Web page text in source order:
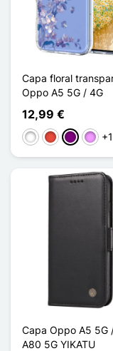
Capa floral
Oppo A5 5G / 4G
12,99 €
BrancoVermelho
Púrpura +1
Capa Oppo A5 5G
A80 5G YIKATU